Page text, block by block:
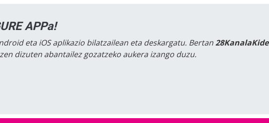
APPa!
eta iOS aplikazio bilatzailean eta deskargatu. Bertan28KanalaKide
dizuten abantailez gozatzeko aukera izango duzu.